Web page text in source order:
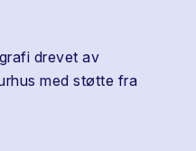
drevet av
med støtte fra